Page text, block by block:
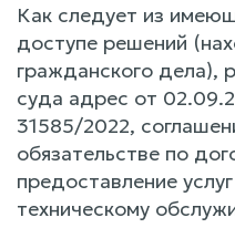
Как следует из
доступе решений
гражданского дела),
суда адрес от
31585/2022,
обязательстве по
предоставление
техническому